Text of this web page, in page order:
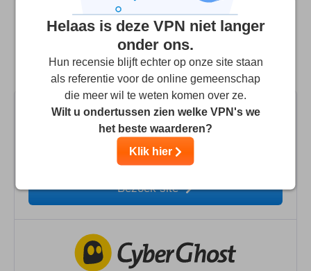
Vergelijk AxsVPN met de top 3 alternatieve
VPN's
Onze Score: 9.9
Bezoek site
Helaas is deze VPN niet langer
onder ons.
Hun recensie blijft echter op onze site staan
als referentie voor de online gemeenschap
die meer wil te weten komen over ze.
Wilt u ondertussen zien welke VPN's we
het beste waarderen?
Klik hier